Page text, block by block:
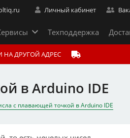
Личный кабинет
Техподдержка
ДРУГОЙ АДРЕС
в Arduino IDE
с плавающей точкой в Arduino IDE